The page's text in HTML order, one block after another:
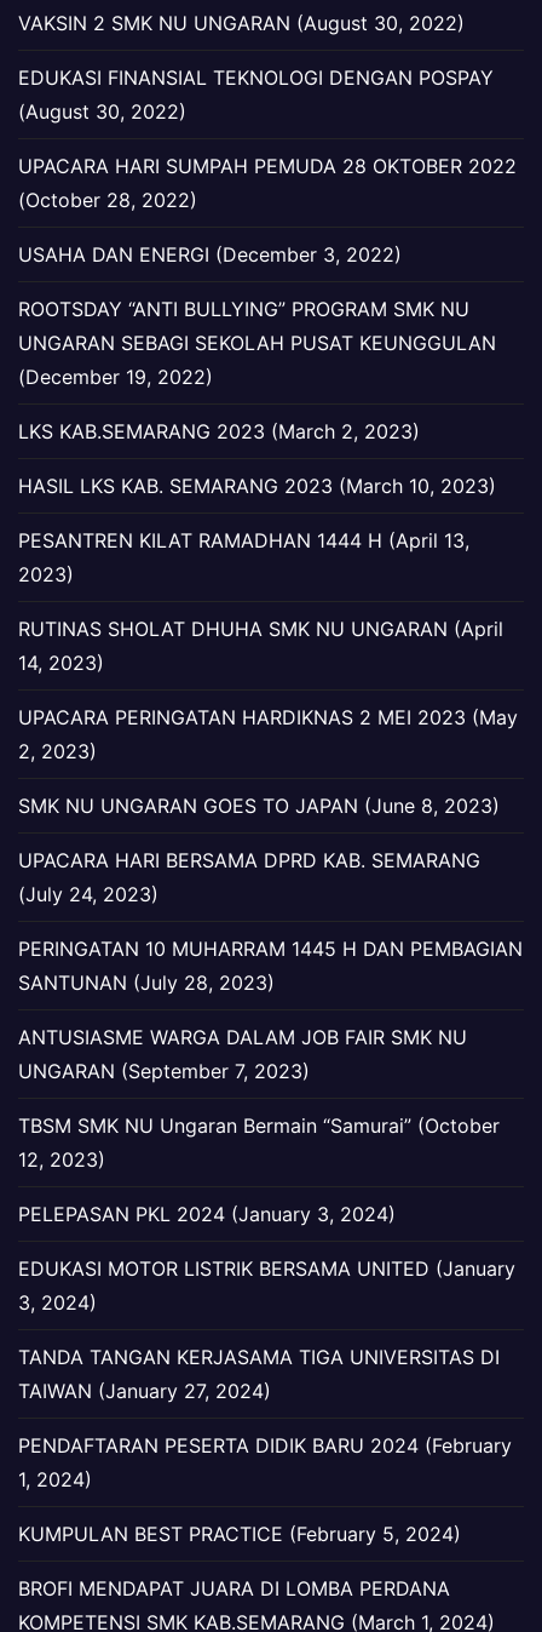
VAKSIN 2 SMK NU UNGARAN (August 30, 2022)
EDUKASI FINANSIAL TEKNOLOGI DENGAN POSPAY
(August 30, 2022)
UPACARA HARI SUMPAH PEMUDA 28 OKTOBER 2022
(October 28, 2022)
USAHA DAN ENERGI (December 3, 2022)
ROOTSDAY “ANTI BULLYING” PROGRAM SMK NU
UNGARAN SEBAGI SEKOLAH PUSAT KEUNGGULAN
(December 19, 2022)
LKS KAB.SEMARANG 2023 (March 2, 2023)
HASIL LKS KAB. SEMARANG 2023 (March 10, 2023)
PESANTREN KILAT RAMADHAN 1444 H (April 13,
2023)
RUTINAS SHOLAT DHUHA SMK NU UNGARAN (April
14, 2023)
UPACARA PERINGATAN HARDIKNAS 2 MEI 2023 (May
2, 2023)
SMK NU UNGARAN GOES TO JAPAN (June 8, 2023)
UPACARA HARI BERSAMA DPRD KAB. SEMARANG
(July 24, 2023)
PERINGATAN 10 MUHARRAM 1445 H DAN PEMBAGIAN
SANTUNAN (July 28, 2023)
ANTUSIASME WARGA DALAM JOB FAIR SMK NU
UNGARAN (September 7, 2023)
TBSM SMK NU Ungaran Bermain “Samurai” (October
12, 2023)
PELEPASAN PKL 2024 (January 3, 2024)
EDUKASI MOTOR LISTRIK BERSAMA UNITED (January
3, 2024)
TANDA TANGAN KERJASAMA TIGA UNIVERSITAS DI
TAIWAN (January 27, 2024)
PENDAFTARAN PESERTA DIDIK BARU 2024 (February
1, 2024)
KUMPULAN BEST PRACTICE (February 5, 2024)
BROFI MENDAPAT JUARA DI LOMBA PERDANA
KOMPETENSI SMK KAB.SEMARANG (March 1, 2024)